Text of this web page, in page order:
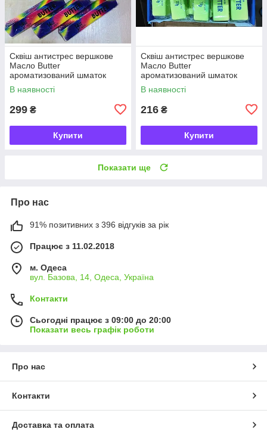
Сквіш антистрес вершкове
Масло Butter
ароматизований шматок
масла 22 см
В наявності
299 ₴
Купити
Сквіш антистрес вершкове
Масло Butter
ароматизований шматок
масла
В наявності
216 ₴
Купити
Показати ще
Про нас
91% позитивних з 396 відгуків за рік
Працює з 11.02.2018
м. Одеса
вул. Базова, 14, Одеса, Україна
Контакти
Сьогодні працює з 09:00 до 20:00
Показати весь графік роботи
Про нас
Контакти
Доставка та оплата